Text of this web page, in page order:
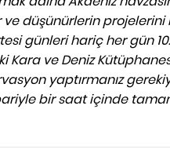
düşünürlerin
günleri hariç her gün
Kara ve Deniz
yaptırmanız
bir saat içinde